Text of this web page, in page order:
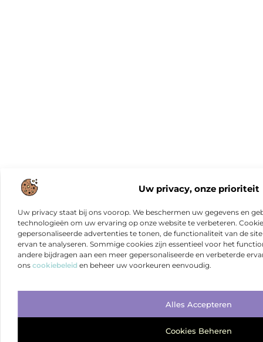
Uw privacy, onze prioriteit
Uw privacy staat bij ons voorop. We beschermen uw gegevens en
technologieën om uw ervaring op onze website te verbeteren.
gepersonaliseerde advertenties te tonen, de functionaliteit van de
ervan te analyseren. Sommige cookies zijn essentieel voor het
andere bijdragen aan een meer gepersonaliseerde en verbeterde
ons cookiebeleid en beheer uw voorkeuren eenvoudig.
Alles Accepteren
Cookies Beheren